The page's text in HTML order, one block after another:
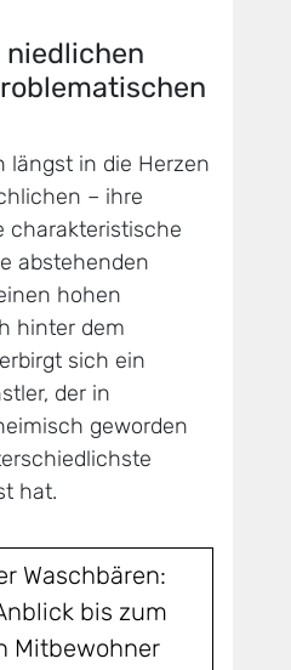
niedlichen
längst in die Herzen
– ihre
charakteristische
abstehenden
hohen
hinter dem
sich ein
der in
geworden
hat.
Waschbären:
bis zum
Mitbewohner